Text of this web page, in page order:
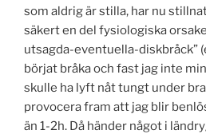
som aldrig är stilla, har nu
säkert en del fysiologiska
utsagda-eventuella-diskbråck”
börjat bråka och fast jag inte
skulle ha lyft nåt tungt under
provocera fram att jag blir
än 1-2h. Då händer något i